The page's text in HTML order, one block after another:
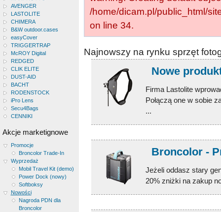
AVENGER
LASTOLITE
CHIMERA
B&W outdoor.cases
easyCover
TRIGGERTRAP
McROY Digital
REDGED
CLIK ELITE
DUST-AID
BACHT
RODENSTOCK
iPro Lens
Secu4Bags
CENNIKI
Akcje marketignowe
Promocje
Broncolor Trade-In
Wyprzedaż
Mobil Travel Kit (demo)
Power Dock (nowy)
Softboksy
Nowości
Nagroda PDN dla
Broncolor
/home/dicam.pl/public_html/
on line 34.
Najnowszy na rynku sprzęt
Nowe
Firma Lastolite
Połączą one w sobie
...
Broncolor -
Jeżeli oddasz stary
20% zniżki na zakup